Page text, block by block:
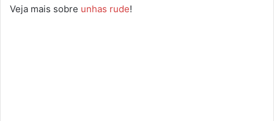
Veja mais sobre unhas rude!